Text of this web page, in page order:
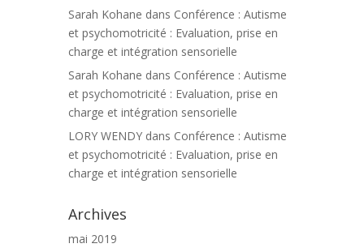
Sarah Kohane dans Conférence : Autisme
et psychomotricité : Evaluation, prise en
charge et intégration sensorielle
Sarah Kohane dans Conférence : Autisme
et psychomotricité : Evaluation, prise en
charge et intégration sensorielle
LORY WENDY dans Conférence : Autisme
et psychomotricité : Evaluation, prise en
charge et intégration sensorielle
Archives
mai 2019